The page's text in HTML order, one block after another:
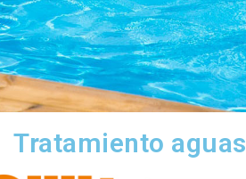
Tratamiento aguas